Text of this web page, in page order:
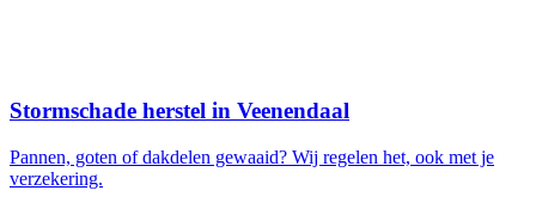
Stormschade herstel in Veenendaal
Pannen, goten of dakdelen gewaaid? Wij regelen het, ook met je
verzekering.